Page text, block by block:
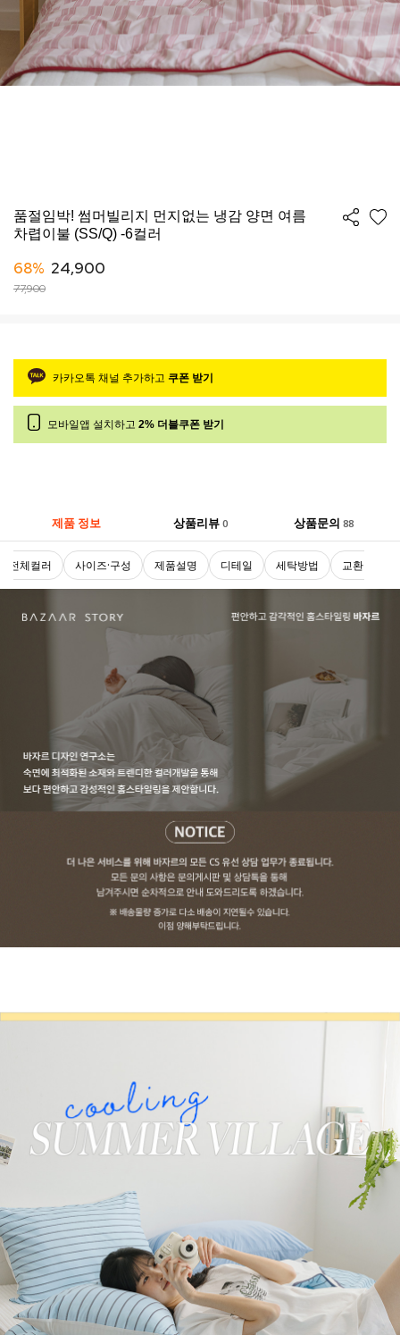
품절임박! 썸머빌리지 먼지없는 냉감 양면 여름
차렵이불 (SS/Q) -6컬러
68% 24,900
77,900
카카오톡 채널 추가하고 쿠폰 받기
모바일앱 설치하고 2% 더블쿠폰 받기
제품 정보 상품리뷰 0 상품문의88
전체컬러 사이즈·구성 제품설명 디테일 세탁방법 교환 및 반